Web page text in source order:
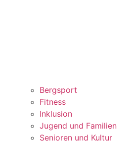
Bergsport
Fitness
Inklusion
Jugend und Familien
Senioren und Kultur